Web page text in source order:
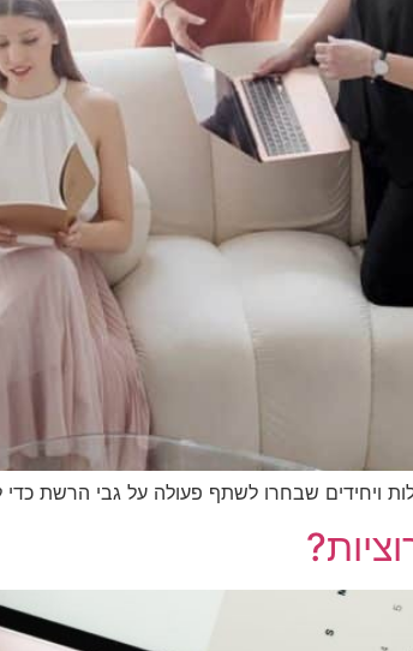
ויחידים שבחרו לשתף פעולה על גבי הרשת